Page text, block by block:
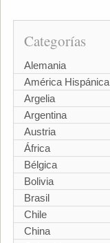
Categorías
Alemania
América Hispánica
Argelia
Argentina
Austria
África
Bélgica
Bolivia
Brasil
Chile
China